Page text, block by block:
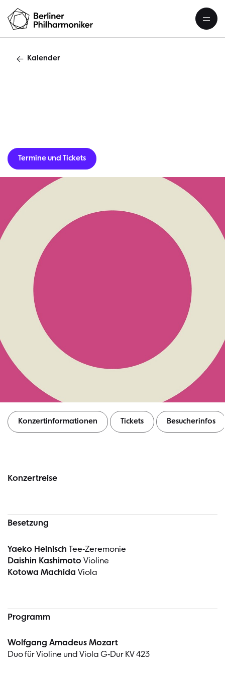
Kalender
Termine und Tickets
Konzertinformationen Tickets Besucherinfos
Konzertreise
Besetzung
Yaeko Heinisch Tee-Zeremonie
Daishin Kashimoto Violine
Kotowa Machida Viola
Programm
Wolfgang Amadeus Mozart
Duo für Violine und Viola G-Dur KV 423